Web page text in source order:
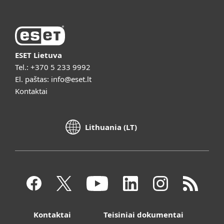
ESET Lietuva
Tel.: +370 5 233 9992
El. paštas: info@eset.lt
Kontaktai
Lithuania (LT)
Kontaktai Teisiniai dokumentai